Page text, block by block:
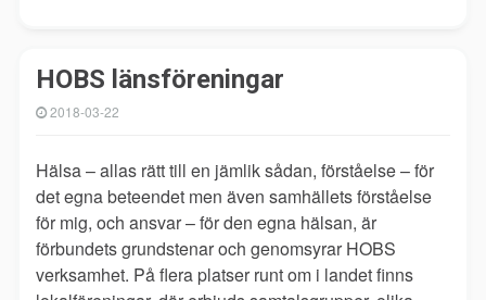
HOBS länsföreningar
2018-03-22
Hälsa–allas rätt till en jämlik sådan, förståelse–för
det egna beteendet men även samhällets förståelse
för mig, och ansvar–för den egna hälsan, är
förbundets grundstenar och genomsyrar HOBS
verksamhet. På flera platser runt om i landet finns